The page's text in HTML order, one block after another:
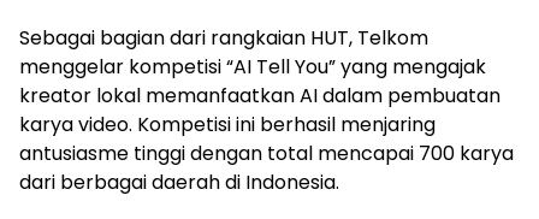
Sebagai bagian dari rangkaian HUT, Telkom
menggelar kompetisi “AI Tell You” yang mengajak
kreator lokal memanfaatkan AI dalam pembuatan
karya video. Kompetisi ini berhasil menjaring
antusiasme tinggi dengan total mencapai 700 karya
dari berbagai daerah di Indonesia.